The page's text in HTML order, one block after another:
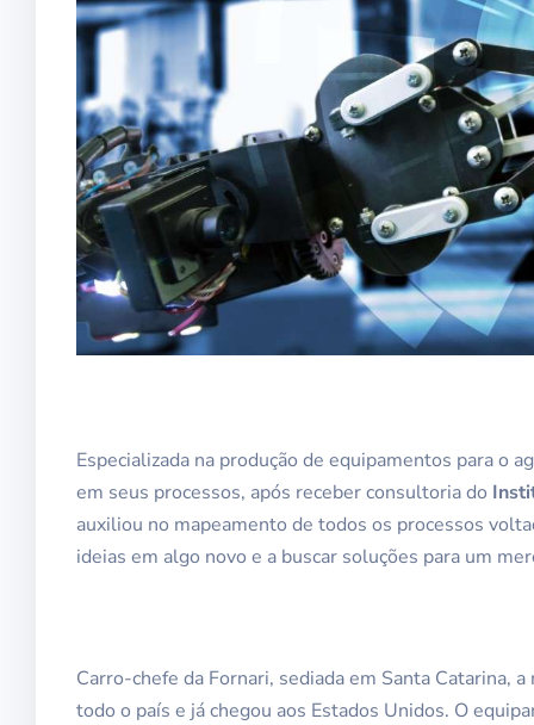
Especializada na produção de equipamentos para o
em seus processos, após receber consultoria do
auxiliou no mapeamento de todos os processos
ideias em algo novo e a buscar soluções para um
Carro-chefe da Fornari, sediada em Santa Catarina,
todo o país e já chegou aos Estados Unidos. O